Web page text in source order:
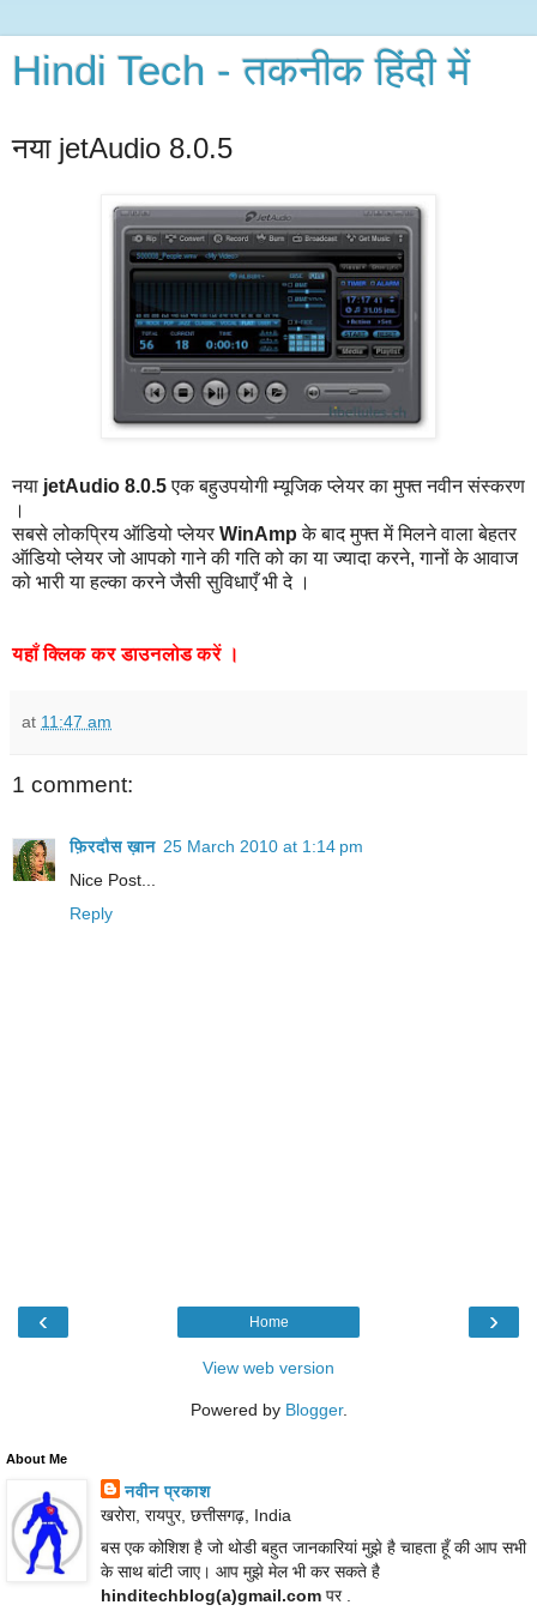
Hindi Tech - तकनीक हिंदी में
नया jetAudio 8.0.5
नया jetAudio 8.0.5एक बहुउपयोगी म्यूजिक प्लेयर का मुफ्त नवीन संस्करण
।
सबसे लोकप्रिय ऑडियो प्लेयर WinAmp के बाद मुफ्त में मिलने वाला बेहतर
ऑडियो प्लेयर जो आपको गाने की गति को का या ज्यादा करने, गानों के आवाज
को भारी या हल्का करने जैसी सुविधाएँ भी दे ।
यहाँ क्लिक कर डाउनलोड करें ।
at 11:47 am
1 comment:
फ़िरदौस ख़ान 25 March 2010 at 1:14 pm
Nice Post...
Reply
‹ ›
Home
View web version
Powered by Blogger.
About Me
नवीन प्रकाश
खरोरा, रायपुर, छत्तीसगढ़, India
बस एक कोशिश है जो थोडी बहुत जानकारियां मुझे है चाहता हूँ की आप सभी
के साथ बांटी जाए। आप मुझे मेल भी कर सकते है
hinditechblog(a)gmail.comपर .